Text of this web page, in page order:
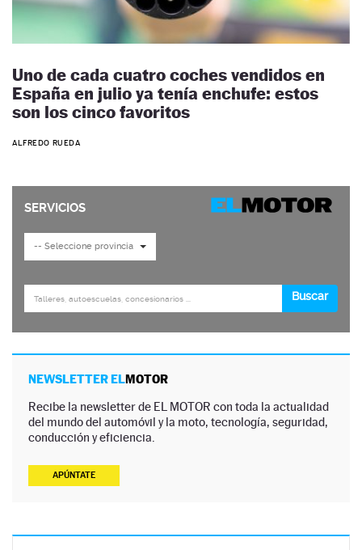
Uno de cada cuatro coches vendidos en
España en julio ya tenía enchufe: estos
son los cinco favoritos
ALFREDO RUEDA
NEWSLETTER ELMOTOR
Recibe la newsletter de EL MOTOR con toda la actualidad
del mundo del automóvil y la moto, tecnología, seguridad,
conducción y eficiencia.
APÚNTATE